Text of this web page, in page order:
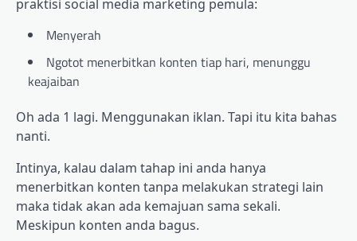
praktisi social media marketing pemula:
Menyerah
Ngotot menerbitkan konten tiap hari, menunggu
keajaiban
Oh ada 1 lagi. Menggunakan iklan. Tapi itu kita bahas
nanti.
Intinya, kalau dalam tahap ini anda hanya
menerbitkan konten tanpa melakukan strategi lain
maka tidak akan ada kemajuan sama sekali.
Meskipun konten anda bagus.